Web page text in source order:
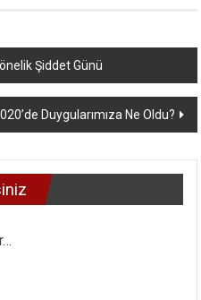
Şiddet Günü
Duygularımıza Ne Oldu?